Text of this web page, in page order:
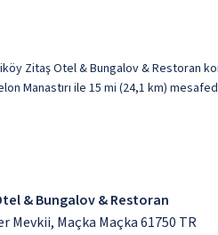
Zitaş Otel & Bungalov & Restoran
Manastırı ile 15 mi (24,1 km)
& Bungalov & Restoran
Mevkii, Maçka Maçka 61750 TR